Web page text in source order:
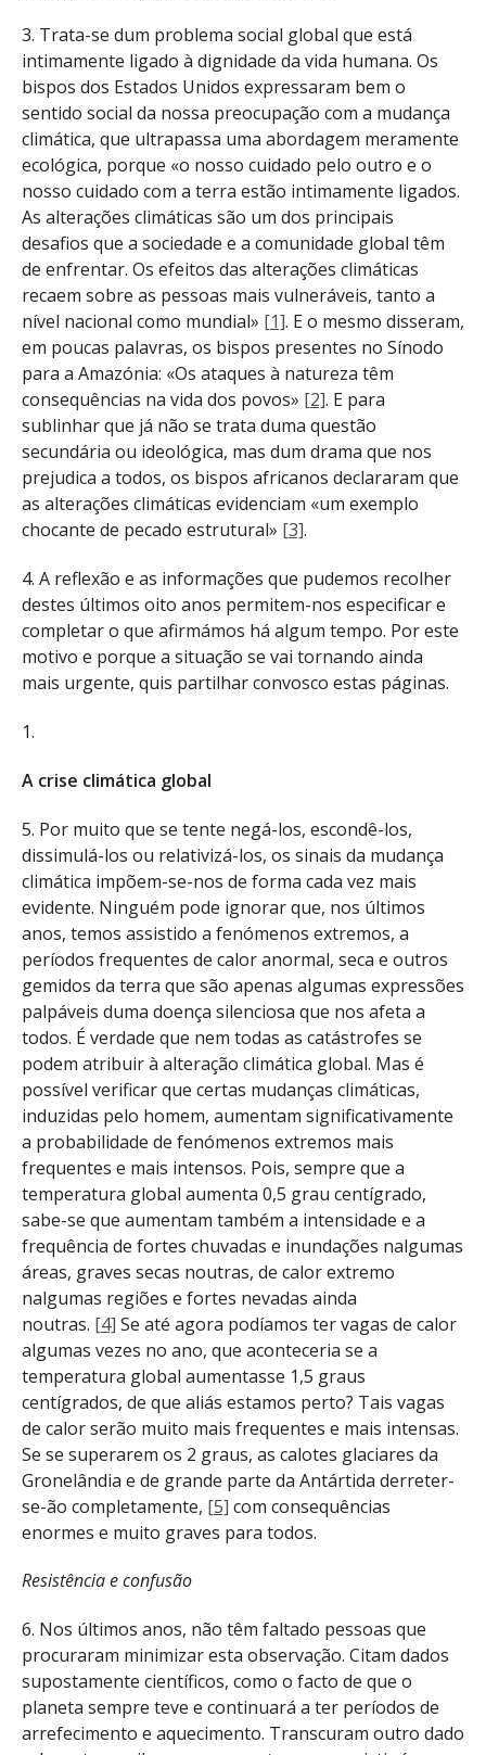
3. Trata-se dum problema social global que está
intimamente ligado à dignidade da vida humana. Os
bispos dos Estados Unidos expressaram bem o
sentido social da nossa preocupação com a mudança
climática, que ultrapassa uma abordagem meramente
ecológica, porque «o nosso cuidado pelo outro e o
nosso cuidado com a terra estão intimamente ligados.
As alterações climáticas são um dos principais
desafios que a sociedade e a comunidade global têm
de enfrentar. Os efeitos das alterações climáticas
recaem sobre as pessoas mais vulneráveis, tanto a
nível nacional como mundial» [1]. E o mesmo disseram,
em poucas palavras, os bispos presentes no Sínodo
para a Amazónia: «Os ataques à natureza têm
consequências na vida dos povos» [2]. E para
sublinhar que já não se trata duma questão
secundária ou ideológica, mas dum drama que nos
prejudica a todos, os bispos africanos declararam que
as alterações climáticas evidenciam «um exemplo
chocante de pecado estrutural» [3].
4. A reflexão e as informações que pudemos recolher
destes últimos oito anos permitem-nos especificar e
completar o que afirmámos há algum tempo. Por este
motivo e porque a situação se vai tornando ainda
mais urgente, quis partilhar convosco estas páginas.
1.
A crise climática global
5. Por muito que se tente negá-los, escondê-los,
dissimulá-los ou relativizá-los, os sinais da mudança
climática impõem-se-nos de forma cada vez mais
evidente. Ninguém pode ignorar que, nos últimos
anos, temos assistido a fenómenos extremos, a
períodos frequentes de calor anormal, seca e outros
gemidos da terra que são apenas algumas expressões
palpáveis duma doença silenciosa que nos afeta a
todos. É verdade que nem todas as catástrofes se
podem atribuir à alteração climática global. Mas é
possível verificar que certas mudanças climáticas,
induzidas pelo homem, aumentam significativamente
a probabilidade de fenómenos extremos mais
frequentes e mais intensos. Pois, sempre que a
temperatura global aumenta 0,5 grau centígrado,
sabe-se que aumentam também a intensidade e a
frequência de fortes chuvadas e inundações nalgumas
áreas, graves secas noutras, de calor extremo
nalgumas regiões e fortes nevadas ainda
noutras. [4] Se até agora podíamos ter vagas de calor
algumas vezes no ano, que aconteceria se a
temperatura global aumentasse 1,5 graus
centígrados, de que aliás estamos perto? Tais vagas
de calor serão muito mais frequentes e mais intensas.
Se se superarem os 2 graus, as calotes glaciares da
Gronelândia e de grande parte da Antártida derreter-
se-ão completamente, [5] com consequências
enormes e muito graves para todos.
Resistência e confusão
6. Nos últimos anos, não têm faltado pessoas que
procuraram minimizar esta observação. Citam dados
supostamente científicos, como o facto de que o
planeta sempre teve e continuará a ter períodos de
arrefecimento e aquecimento. Transcuram outro dado